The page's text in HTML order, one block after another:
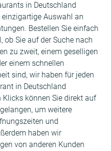
in Deutschland
Auswahl an
Bestellen Sie einfach
ob Sie auf der Suche nach
zu zweit, einem geselligen
einem schnellen
sind, wir haben für jeden
in Deutschland
können Sie direkt auf
um weitere
und
haben wir
von anderen Kunden